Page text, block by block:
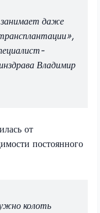
занимает даже
Владимир
от
постоянного
колоть